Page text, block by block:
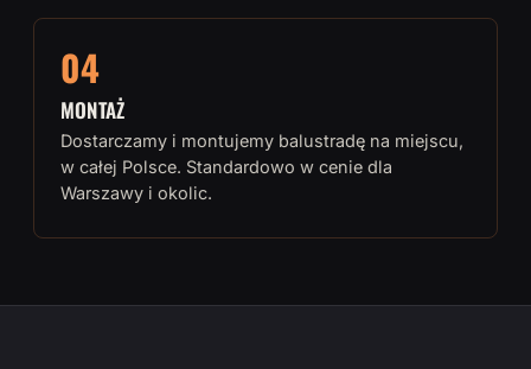
04
MONTAŻ
Dostarczamy i montujemy balustradę na miejscu,
w całej Polsce. Standardowo w cenie dla
Warszawy i okolic.